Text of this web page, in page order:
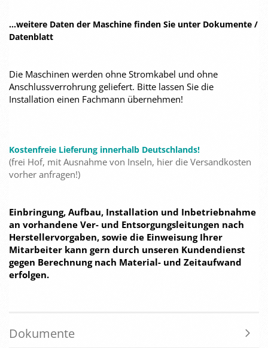
...weitere Daten der Maschine finden Sie unter Dokumente /
Datenblatt
Die Maschinen werden ohne Stromkabel und ohne
Anschlussverrohrung geliefert. Bitte lassen Sie die
Installation einen Fachmann übernehmen!
Kostenfreie Lieferung innerhalb Deutschlands!
(frei Hof, mit Ausnahme von Inseln, hier die Versandkosten
vorher anfragen!)
Einbringung, Aufbau, Installation und Inbetriebnahme
an vorhandene Ver- und Entsorgungsleitungen nach
Herstellervorgaben, sowie die Einweisung Ihrer
Mitarbeiter kann gern durch unseren Kundendienst
gegen Berechnung nach Material- und Zeitaufwand
erfolgen.
Dokumente